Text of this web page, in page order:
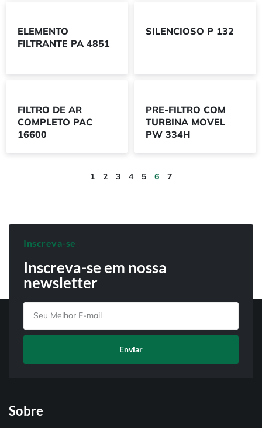
ELEMENTO
FILTRANTE PA 4851
SILENCIOSO P 132
FILTRO DE AR
COMPLETO PAC
16600
PRE-FILTRO COM
TURBINA MOVEL
PW 334H
1 2 3 4 5 6 7
Inscreva-se
Inscreva-se em nossa
newsletter
Enviar
Sobre